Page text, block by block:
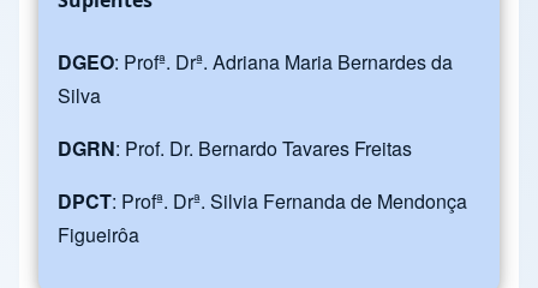
DGEO: Profª. Drª. Adriana Maria Bernardes da
Silva
DGRN: Prof. Dr. Bernardo Tavares Freitas
DPCT: Profª. Drª. Silvia Fernanda de Mendonça
Figueirôa